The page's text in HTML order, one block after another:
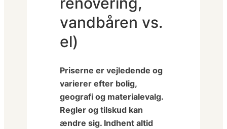
vandbåren vs.
el)
Priserne er vejledende og
varierer efter bolig,
geografi og materialevalg.
Regler og tilskud kan
ændre sig. Indhent altid